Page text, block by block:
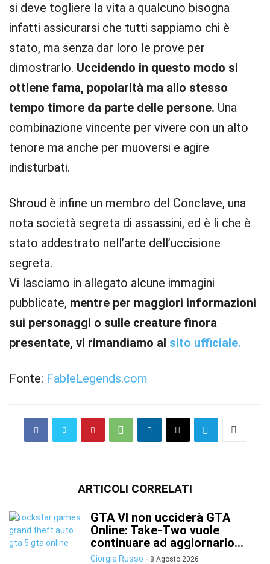
si deve togliere la vita a qualcuno bisogna
infatti assicurarsi che tutti sappiamo chi è
stato, ma senza dar loro le prove per
dimostrarlo. Uccidendo in questo modo si
ottiene fama, popolarità ma allo stesso
tempo timore da parte delle persone. Una
combinazione vincente per vivere con un alto
tenore ma anche per muoversi e agire
indisturbati.
Shroud è infine un membro del Conclave, una
nota società segreta di assassini, ed è li che è
stato addestrato nell’arte dell’uccisione
segreta.
Vi lasciamo in allegato alcune immagini
pubblicate, mentre per maggiori informazioni
sui personaggi o sulle creature finora
presentate, vi rimandiamo al sito ufficiale.
Fonte: FableLegends.com
ARTICOLI CORRELATI
GTA VI non ucciderà GTA
Online: Take-Two vuole
continuare ad aggiornarlo...
Giorgia Russo - 8 Agosto 2026